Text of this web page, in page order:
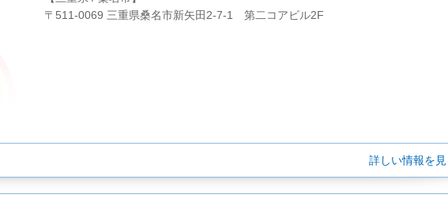
〒511-0069 三重県桑名市新矢田2-7-1 第二コアビル2F
詳しい情報を